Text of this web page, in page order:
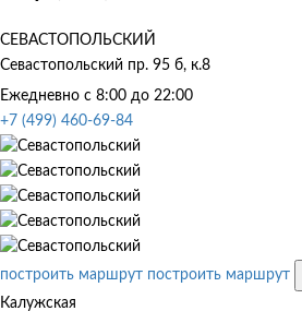
СЕВАСТОПОЛЬСКИЙ
Севастопольский пр. 95 б, к.8
Ежедневно с 8:00 до 22:00
+7 (499) 460-69-84
построить маршрут построить маршрут
Калужская